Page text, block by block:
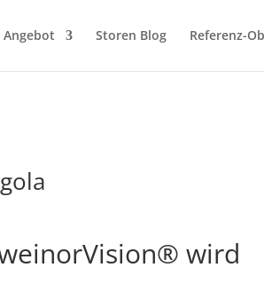
Angebot Storen Blog Referenz-
wird